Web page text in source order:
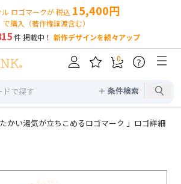
ロゴマークが 税込 15,400円
で購入（著作権譲渡含む）
件 掲載中！ 新作デザインを続々アップ
＋ 条件検索
0 ?
かい湯気が立ちこめるロゴマーク 」ロゴ詳細